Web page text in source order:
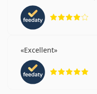
Excellent